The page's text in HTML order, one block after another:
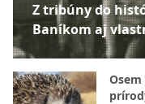
Z tribúny do
Baníkom aj